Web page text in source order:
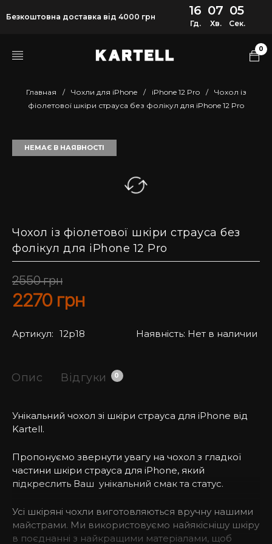
Безкоштовна доставка від 4000 грн 16
Гд.
07
Хв.
05
Сек.
0
Главная / Чохли для iPhone / iPhone 12 Pro /
Чохол із
фіолетової шкіри страуса без фолікул для iPhone 12 Pro
НЕМАЄ В НАЯВНОСТІ
Чохол із фіолетової шкіри страуса без
фолікул для iPhone 12 Pro
2550грн
2270 грн
Артикул: 12p18 Наявність: Нет в наличии
Опис Відгуки 0
Унікальний чохол зі шкіри страуса для iPhone від
Kartell.
Пропонуємо звернути увагу на чохол з гладкої
частини шкіри страуса для iPhone, який
підкреслить Ваш унікальний смак та статус.
Усі шкіряні чохли виготовляються вручну нашими
майстрами. Ми використовуємо найякіснішу шкіру
в поєднанні з найкращими матеріалами, щоб